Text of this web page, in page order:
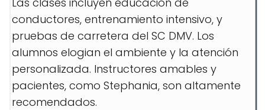
conductores, entrenamiento intensivo, y
pruebas de carretera del SC DMV. Los
alumnos elogian el ambiente y la atención
personalizada. Instructores amables y
pacientes, como Stephania, son altamente
recomendados.